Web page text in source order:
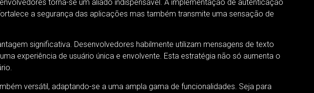
torna-se um aliado indispensável. A implementação de autenticação
a segurança das aplicações mas também transmite uma sensação de
significativa. Desenvolvedores habilmente utilizam mensagens de texto
experiência de usuário única e envolvente. Esta estratégia não só aumenta o
versátil, adaptando-se a uma ampla gama de funcionalidades. Seja para